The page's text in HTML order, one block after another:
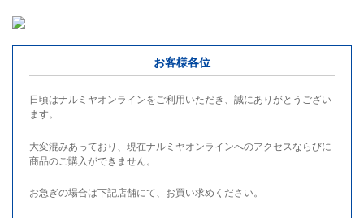
お客様各位
日頃はナルミヤオンラインをご利用いただき、誠にありがとうござい
ます。
大変混みあっており、現在ナルミヤオンラインへのアクセスならびに
商品のご購入ができません。
お急ぎの場合は下記店舗にて、お買い求めください。